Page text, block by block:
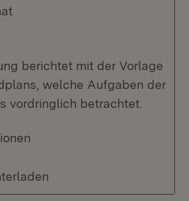
berichtet mit der Vorlage
welche Aufgaben der
vordringlich betrachtet.